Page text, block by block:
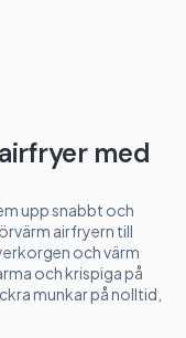
med
upp snabbt och
airfryern till
och värm
och krispiga på
munkar på nolltid,